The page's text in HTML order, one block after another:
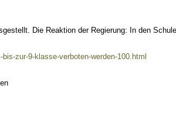
Die Reaktion der Regierung: In den
zur-9-klasse-verboten-werden-100.html